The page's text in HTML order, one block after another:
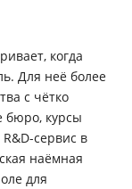
когда
Для неё более
с чётко
бюро, курсы
сервис в
наёмная
для